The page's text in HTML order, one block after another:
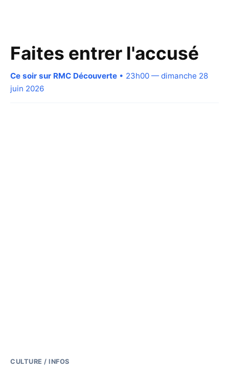
Faites entrer l'accusé
Ce soir sur RMC Découverte • 23h00 — dimanche 28
juin 2026
CULTURE / INFOS